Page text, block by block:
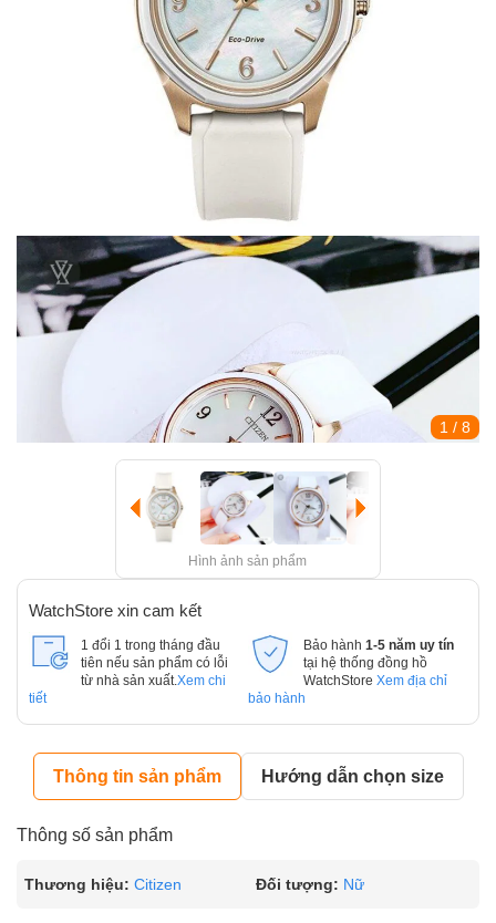
1 / 8
Hình ảnh sản phẩm
WatchStore xin cam kết
1 đổi 1 trong tháng đầu
tiên nếu sản phẩm có lỗi
từ nhà sản xuất. Xem chi
tiết
Bảo hành 1-5 năm uy tín
tại hệ thống đồng hồ
WatchStore Xem địa chỉ
bảo hành
Thông tin sản phẩm Hướng dẫn chọn size
Thông số sản phẩm
Thương hiệu: Citizen Đối tượng: Nữ